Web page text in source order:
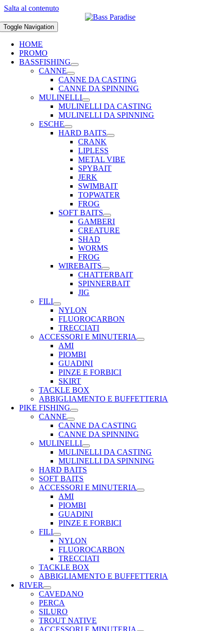
Salta al contenuto
Toggle Navigation
HOME
PROMO
BASSFISHING
CANNE
CANNE DA CASTING
CANNE DA SPINNING
MULINELLI
MULINELLI DA CASTING
MULINELLI DA SPINNING
ESCHE
HARD BAITS
CRANK
LIPLESS
METAL VIBE
SPYBAIT
JERK
SWIMBAIT
TOPWATER
FROG
SOFT BAITS
GAMBERI
CREATURE
SHAD
WORMS
FROG
WIREBAITS
CHATTERBAIT
SPINNERBAIT
JIG
FILI
NYLON
FLUOROCARBON
TRECCIATI
ACCESSORI E MINUTERIA
AMI
PIOMBI
GUADINI
PINZE E FORBICI
SKIRT
TACKLE BOX
ABBIGLIAMENTO E BUFFETTERIA
PIKE FISHING
CANNE
CANNE DA CASTING
CANNE DA SPINNING
MULINELLI
MULINELLI DA CASTING
MULINELLI DA SPINNING
HARD BAITS
SOFT BAITS
ACCESSORI E MINUTERIA
AMI
PIOMBI
GUADINI
PINZE E FORBICI
FILI
NYLON
FLUOROCARBON
TRECCIATI
TACKLE BOX
ABBIGLIAMENTO E BUFFETTERIA
RIVER
CAVEDANO
PERCA
SILURO
TROUT NATIVE
ACCESSORI E MINUTERIA